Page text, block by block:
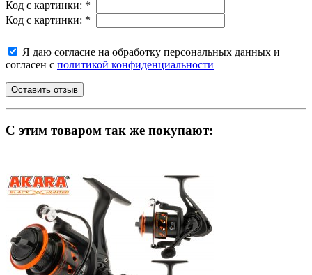
Код с картинки: *
Код с картинки: *
Я даю согласие на обработку персональных данных и
согласен с политикой конфиденциальности
C этим товаром так же покупают: